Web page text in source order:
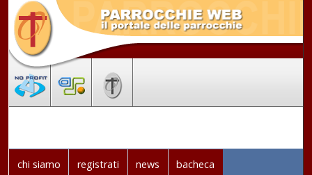
chi siamo registrati news bacheca